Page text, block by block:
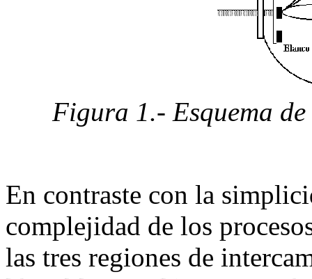
Figura 1.- Esquema
En contraste con la
complejidad de los
las tres regiones de